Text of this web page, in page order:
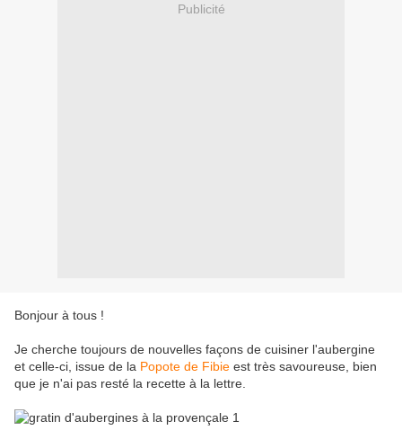
Publicité
Bonjour à tous !
Je cherche toujours de nouvelles façons de cuisiner l'aubergine
et celle-ci, issue de la Popote de Fibie est très savoureuse, bien
que je n'ai pas resté la recette à la lettre.